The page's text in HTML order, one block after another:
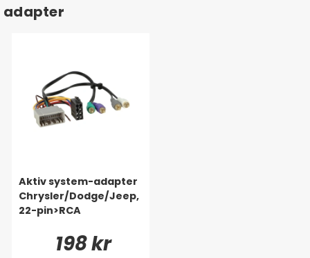
adapter
Aktiv system-adapter
Chrysler/Dodge/Jeep,
22-pin>RCA
198 kr